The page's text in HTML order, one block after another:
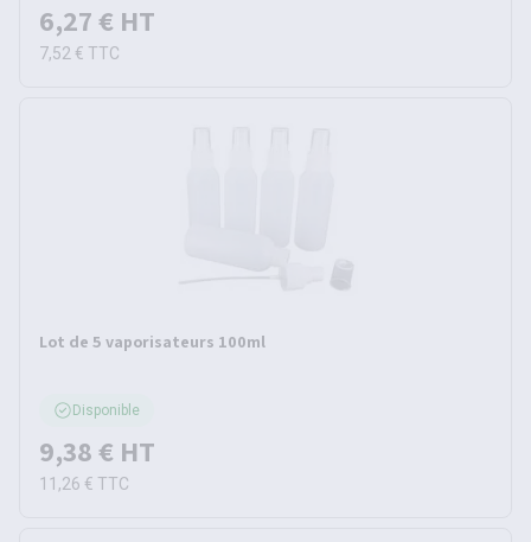
6,27 € HT
7,52 € TTC
Lot de 5 vaporisateurs 100ml
Disponible
9,38 € HT
11,26 € TTC